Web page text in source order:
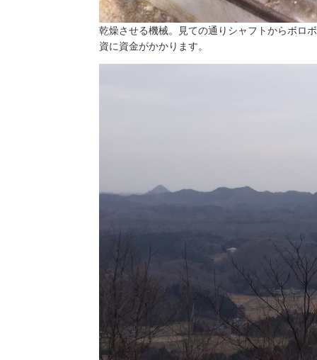
乾燥させる機械。見ての通りシャフトからボロ
資に資金がかかります。